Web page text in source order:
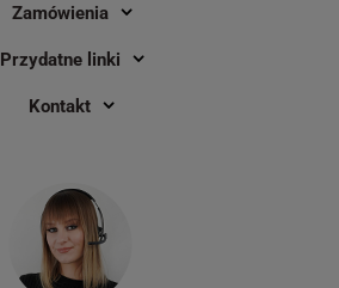
Zamówienia
Przydatne linki
Kontakt